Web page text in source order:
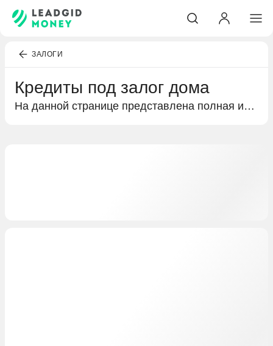
ЗАЛОГИ
Кредиты под залог дома
На данной странице представлена полная информация о кредитах под залог дома. Вы найдете обзор предложений от множества банков, анализ условий залогового кредитования и советы по выбору наилучшего варианта.